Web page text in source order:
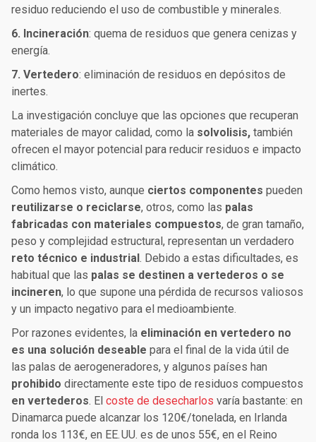
residuo reduciendo el uso de combustible y minerales.
6. Incineración: quema de residuos que genera cenizas y
energía.
7. Vertedero: eliminación de residuos en depósitos de
inertes.
La investigación concluye que las opciones que recuperan
materiales de mayor calidad, como la solvolisis, también
ofrecen el mayor potencial para reducir residuos e impacto
climático.
Como hemos visto, aunque ciertos componentes pueden
reutilizarse o reciclarse, otros, como las palas
fabricadas con materiales compuestos, de gran tamaño,
peso y complejidad estructural, representan un verdadero
reto técnico e industrial. Debido a estas dificultades, es
habitual que las palas se destinen a vertederos o se
incineren, lo que supone una pérdida de recursos valiosos
y un impacto negativo para el medioambiente.
Por razones evidentes, la eliminación en vertedero no
es una solución deseable para el final de la vida útil de
las palas de aerogeneradores, y algunos países han
prohibido directamente este tipo de residuos compuestos
en vertederos. El coste de desecharlos varía bastante: en
Dinamarca puede alcanzar los 120€/tonelada, en Irlanda
ronda los 113€, en EE. UU. es de unos 55€, en el Reino